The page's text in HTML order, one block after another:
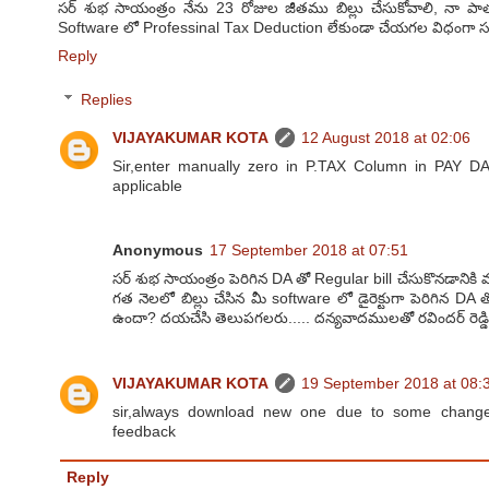
సర్ శుభ సాయంత్రం నేను 23 రోజుల జీతము బిల్లు చేసుకోవాలి, నా
Software లో Professinal Tax Deduction లేకుండా చేయగల విధంగా
Reply
Replies
VIJAYAKUMAR KOTA
12 August 2018 at 02:06
Sir,enter manually zero in P.TAX Column in PAY
applicable
Anonymous 17 September 2018 at 07:51
సర్ శుభ సాయంత్రం పెరిగిన DA తో Regular bill
గత నెలలో బిల్లు చేసిన మీ software లో డైరెక్టుగా పెరిగిన
ఉందా? దయచేసి తెలుపగలరు..... దన్యవాదములతో రవిందర్ రెడ్డి
VIJAYAKUMAR KOTA
19 September 2018 at
sir,always download new one due to some
feedback
Reply